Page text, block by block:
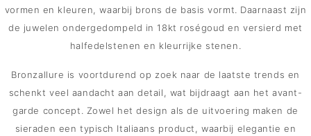
vormen en kleuren, waarbij brons de basis vormt. Daarnaast zijn
de juwelen ondergedompeld in 18kt roségoud en versierd met
halfedelstenen en kleurrijke stenen.
Bronzallure is voortdurend op zoek naar de laatste trends en
schenkt veel aandacht aan detail, wat bijdraagt aan het avant-
garde concept. Zowel het design als de uitvoering maken de
sieraden een typisch Italiaans product, waarbij elegantie en